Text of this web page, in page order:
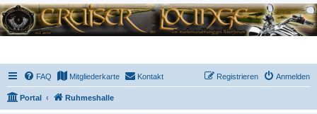
FAQ Mitgliederkarte Kontakt Anmelden
Registrieren
Portal Ruhmeshalle